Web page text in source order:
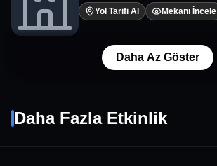
Yol Tarifi Al Mekanı İncele
Daha Az Göster
Daha Fazla Etkinlik
İstanbul
Zorlu PSM - Turkcell Platinum Sahnesi